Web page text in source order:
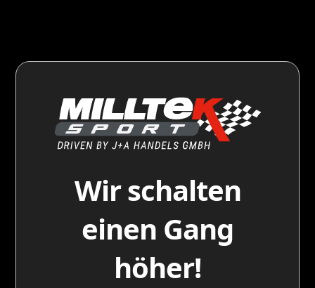
Wir schalten
einen Gang
höher!